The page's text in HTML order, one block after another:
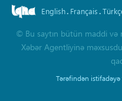
English. Français.
© Bu saytın bütün maddi və
Xəbər Agentliyinə
Tərəfindən